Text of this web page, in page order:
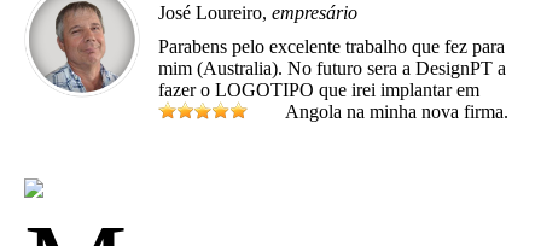
José Loureiro, empresário
Parabens pelo excelente trabalho que fez para
mim (Australia). No futuro sera a DesignPT a
fazer o LOGOTIPO que irei implantar em
Angola na minha nova firma.